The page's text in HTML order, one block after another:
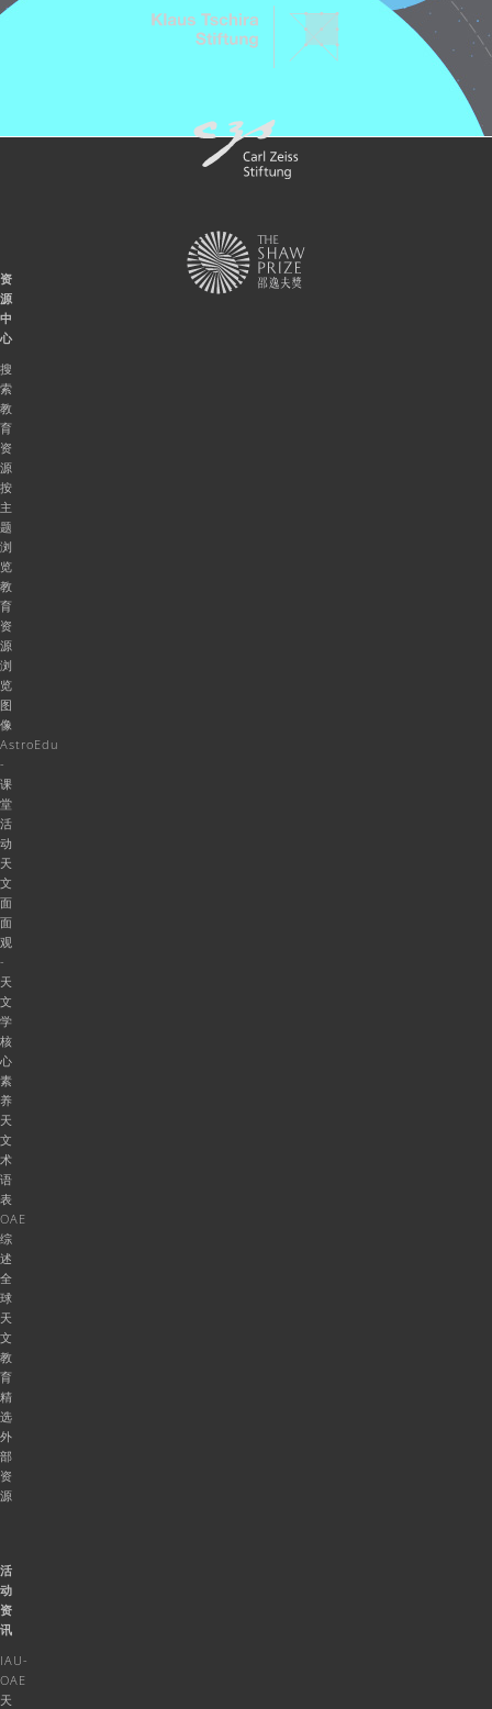
资
源
中
心
搜
索
教
育
资
源
按
主
题
浏
览
教
育
资
源
浏
览
图
像
AstroEdu
-
课
堂
活
动
天
文
面
面
观
-
天
文
学
核
心
素
养
天
文
术
语
表
OAE
综
述
全
球
天
文
教
育
精
选
外
部
资
源
活
动
资
讯
IAU-
OAE
天